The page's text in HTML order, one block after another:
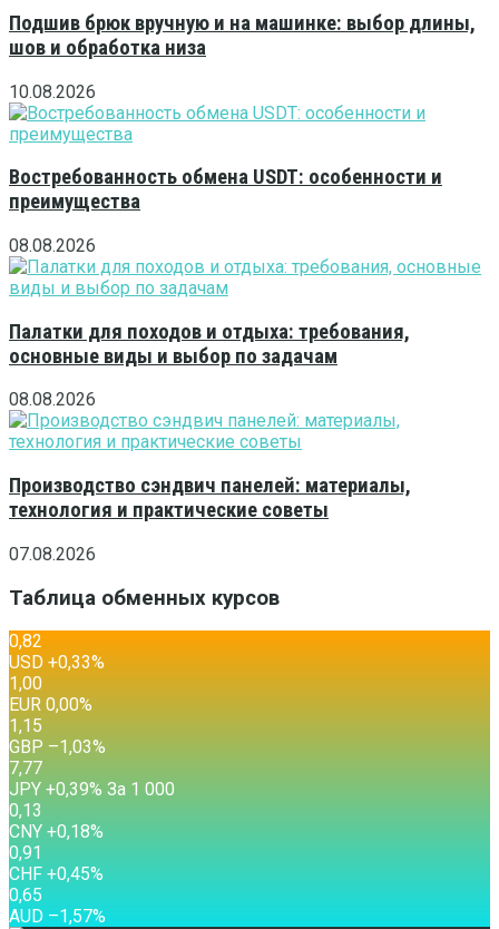
Подшив брюк вручную и на машинке: выбор длины,
шов и обработка низа
10.08.2026
Востребованность обмена USDT: особенности и
преимущества
08.08.2026
Палатки для походов и отдыха: требования,
основные виды и выбор по задачам
08.08.2026
Производство сэндвич панелей: материалы,
технология и практические советы
07.08.2026
Таблица обменных курсов
0,82
USD +0,33%
1,00
EUR 0,00%
1,15
GBP –1,03%
7,77
JPY +0,39% За 1 000
0,13
CNY +0,18%
0,91
CHF +0,45%
0,65
AUD –1,57%